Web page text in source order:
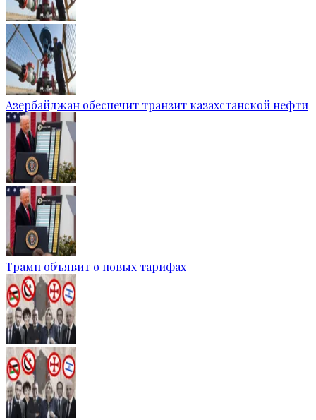
Азербайджан обеспечит транзит казахстанской нефти
Трамп объявит о новых тарифах